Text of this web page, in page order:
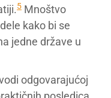
5 Mnoštvo
kako bi se
jedne države u
odgovarajućoj